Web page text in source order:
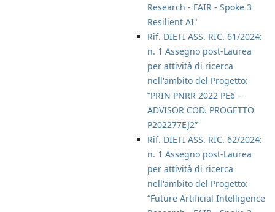
Research - FAIR - Spoke 3
Resilient AI"
Rif. DIETI ASS. RIC. 61/2024:
n. 1 Assegno post-Laurea
per attività di ricerca
nell'ambito del Progetto:
“PRIN PNRR 2022 PE6 –
ADVISOR COD. PROGETTO
P202277EJ2”
Rif. DIETI ASS. RIC. 62/2024:
n. 1 Assegno post-Laurea
per attività di ricerca
nell'ambito del Progetto:
“Future Artificial Intelligence